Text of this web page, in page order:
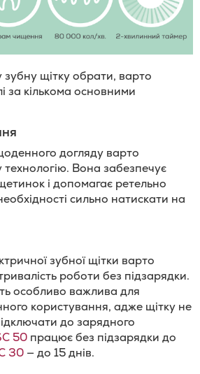
щітку обрати, варто
за кількома основними
догляду варто
технологію. Вона забезпечує
і допомагає ретельно
сильно натискати на
зубної щітки варто
роботи без підзарядки.
особливо важлива для
користування, адже щітку не
до зарядного
50 працює без підзарядки до
30 — до 15 днів.